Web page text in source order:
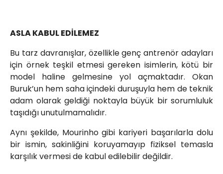
ASLA KABUL EDİLEMEZ
Bu tarz davranışlar, özellikle genç antrenör adayları
için örnek teşkil etmesi gereken isimlerin, kötü bir
model haline gelmesine yol açmaktadır. Okan
Buruk’un hem saha içindeki duruşuyla hem de teknik
adam olarak geldiği noktayla büyük bir sorumluluk
taşıdığı unutulmamalıdır.
Aynı şekilde, Mourinho gibi kariyeri başarılarla dolu
bir ismin, sakinliğini koruyamayıp fiziksel temasla
karşılık vermesi de kabul edilebilir değildir.